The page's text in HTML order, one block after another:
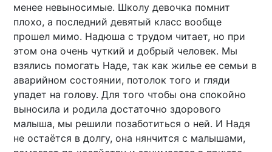
менее невыносимые. Школу девочка помнит
плохо, а последний девятый класс вообще
прошел мимо. Надюша с трудом читает, но при
этом она очень чуткий и добрый человек. Мы
взялись помогать Наде, так как жилье ее семьи в
аварийном состоянии, потолок того и гляди
упадет на голову. Для того чтобы она спокойно
выносила и родила достаточно здорового
малыша, мы решили позаботиться о ней. И Надя
не остаётся в долгу, она нянчится с малышами,